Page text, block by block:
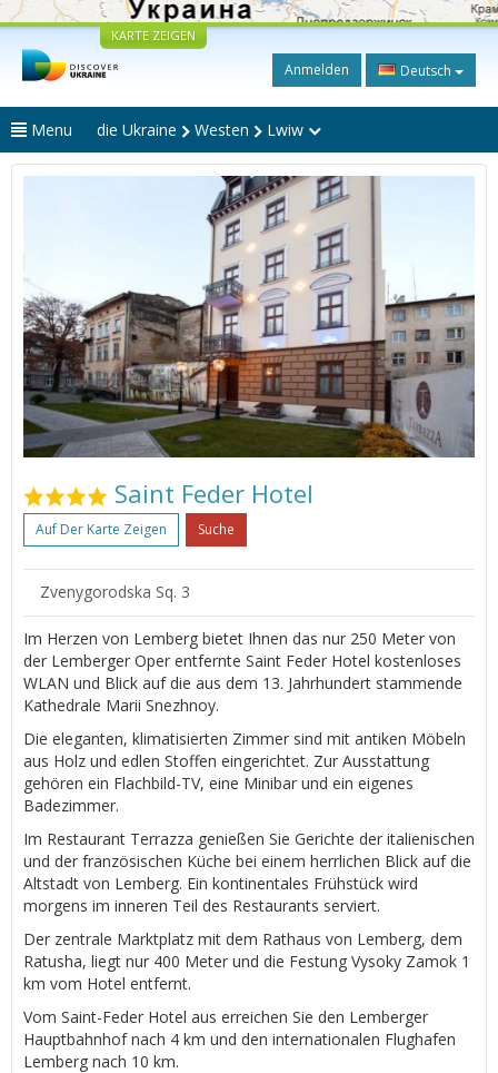
KARTE ZEIGEN
Anmelden Deutsch
Menu die Ukraine Westen Lwiw
Saint Feder Hotel
Auf Der Karte Zeigen Suche
Zvenygorodska Sq. 3
Im Herzen von Lemberg bietet Ihnen das nur 250 Meter von
der Lemberger Oper entfernte Saint Feder Hotel kostenloses
WLAN und Blick auf die aus dem 13. Jahrhundert stammende
Kathedrale Marii Snezhnoy.
Die eleganten, klimatisierten Zimmer sind mit antiken Möbeln
aus Holz und edlen Stoffen eingerichtet. Zur Ausstattung
gehören ein Flachbild-TV, eine Minibar und ein eigenes
Badezimmer.
Im Restaurant Terrazza genießen Sie Gerichte der italienischen
und der französischen Küche bei einem herrlichen Blick auf die
Altstadt von Lemberg. Ein kontinentales Frühstück wird
morgens im inneren Teil des Restaurants serviert.
Der zentrale Marktplatz mit dem Rathaus von Lemberg, dem
Ratusha, liegt nur 400 Meter und die Festung Vysoky Zamok 1
km vom Hotel entfernt.
Vom Saint-Feder Hotel aus erreichen Sie den Lemberger
Hauptbahnhof nach 4 km und den internationalen Flughafen
Lemberg nach 10 km.